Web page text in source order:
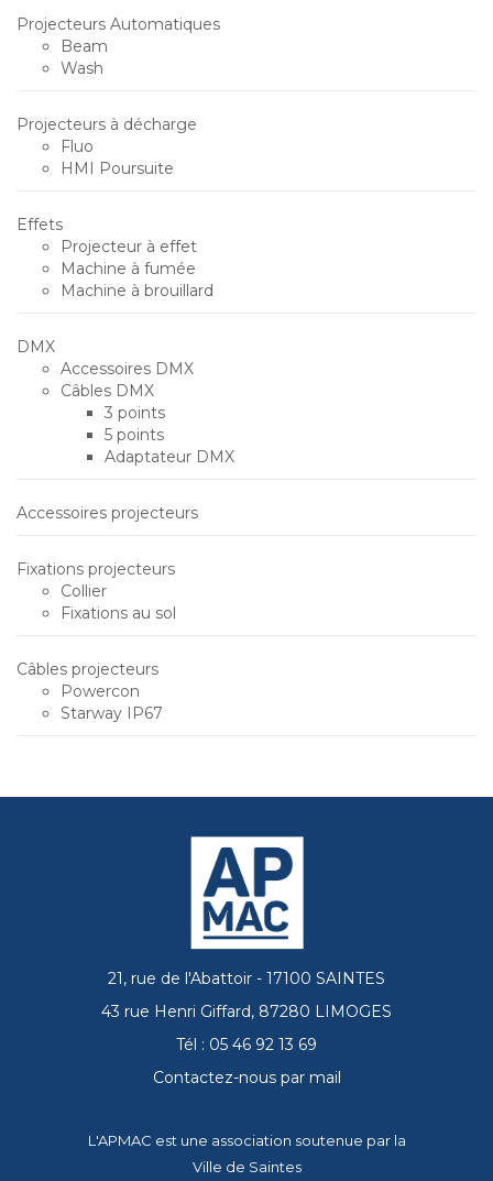
Projecteurs Automatiques
Beam
Wash
Projecteurs à décharge
Fluo
HMI Poursuite
Effets
Projecteur à effet
Machine à fumée
Machine à brouillard
DMX
Accessoires DMX
Câbles DMX
3 points
5 points
Adaptateur DMX
Accessoires projecteurs
Fixations projecteurs
Collier
Fixations au sol
Câbles projecteurs
Powercon
Starway IP67
21, rue de l'Abattoir - 17100 SAINTES
43 rue Henri Giffard, 87280 LIMOGES
Tél : 05 46 92 13 69
Contactez-nous par mail
L'APMAC est une association soutenue par la
Ville de Saintes